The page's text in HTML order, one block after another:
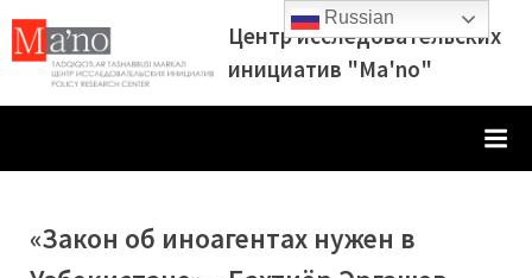
Skip
to
content
Центр исследовательских
инициатив "Ma'no"
«Закон об иноагентах нужен в
Russian